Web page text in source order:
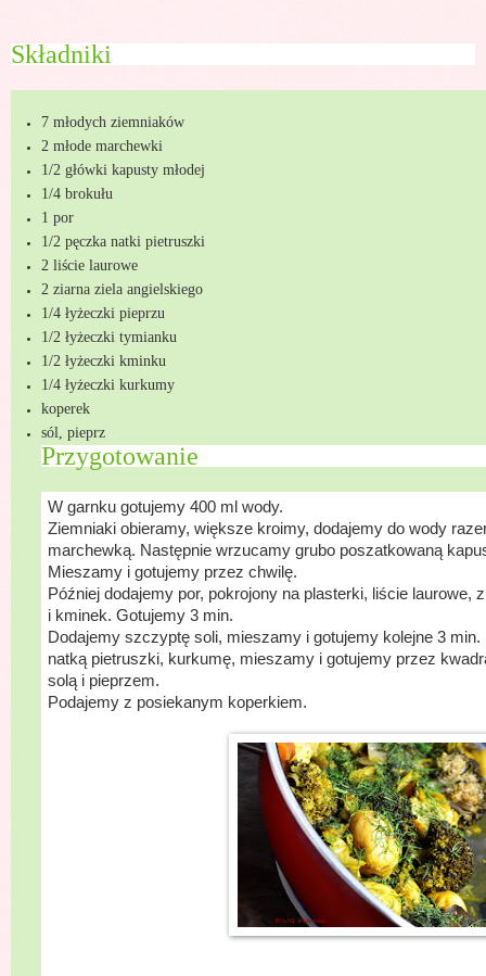
Składniki
7 młodych ziemniaków
2 młode marchewki
1/2 główki kapusty młodej
1/4 brokułu
1 por
1/2 pęczka natki pietruszki
2 liście laurowe
2 ziarna ziela angielskiego
1/4 łyżeczki pieprzu
1/2 łyżeczki tymianku
1/2 łyżeczki kminku
1/4 łyżeczki kurkumy
koperek
sól, pieprz
Przygotowanie
W garnku gotujemy 400 ml wody.
Ziemniaki obieramy, większe kroimy, dodajemy do wody
marchewką. Następnie wrzucamy grubo poszatkowaną
Mieszamy i gotujemy przez chwilę.
Później dodajemy por, pokrojony na plasterki, liście laurowe,
i kminek. Gotujemy 3 min.
Dodajemy szczyptę soli, mieszamy i gotujemy kolejne 3
natką pietruszki, kurkumę, mieszamy i gotujemy przez
solą i pieprzem.
Podajemy z posiekanym koperkiem.